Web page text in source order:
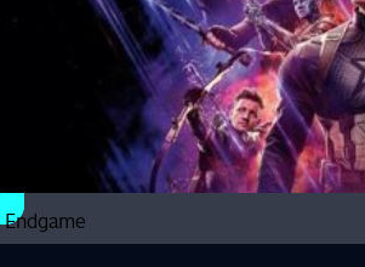
มากเท่า ขนาดทำให้กลายเป็นหนังทำเงิน
องทั้งโลกได้อย่าง Avengers: Endgame
จะเข้าฉายปีหน้า 2021 เพียงเรื่องเดียวใน
าจะทำได้) วันนี้ What the Fact ขอนำเสนอ
อท้า" แฟน ๆ มาร์เวลและคอหนังกับบางฉาก
อียดหลายอย่างที่อาจจะพลาดไป หรือกระทั่ง
(ที่พูดแบบนี้ เพราะเราเชื่อว่าทุกคนน่าจะได้
บหมดแล้ว) ลองมาย้อนดูว่า ฉากไหนหรือ
ลาดไปได้ยังไงเนี่ย?" เราขอท้าว่า: คุณไม่ทัน